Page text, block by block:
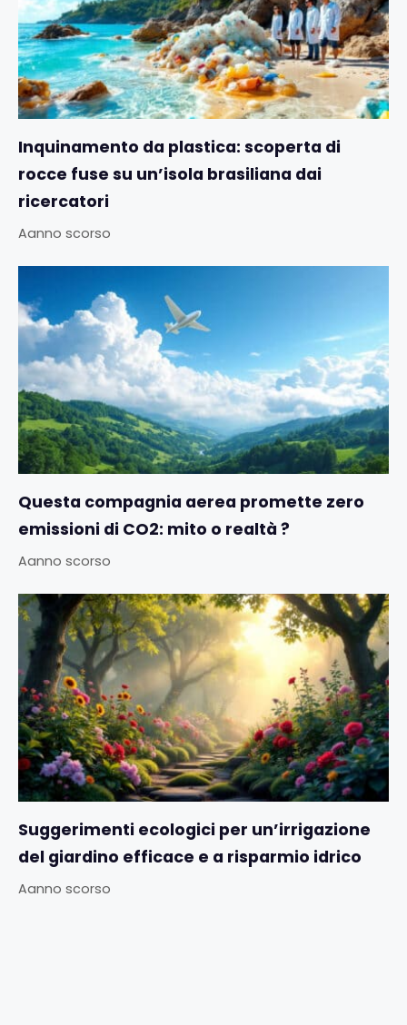
Inquinamento da plastica: scoperta di
rocce fuse su un’isola brasiliana dai
ricercatori
Aanno scorso
Questa compagnia aerea promette zero
emissioni di CO2: mito o realtà ?
Aanno scorso
Suggerimenti ecologici per un’irrigazione
del giardino efficace e a risparmio idrico
Aanno scorso